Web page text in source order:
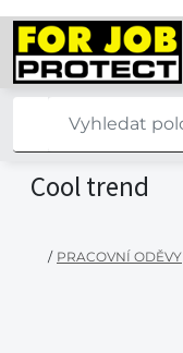
Cool trend
/ PRACOVNÍ ODĚVY